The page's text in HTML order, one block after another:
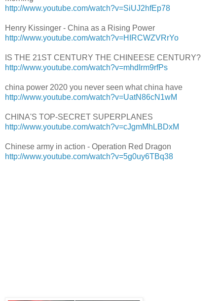
http://www.youtube.com/watch?v=SiUJ2hfEp78
Henry Kissinger - China as a Rising Power
http://www.youtube.com/watch?v=HIRCWZVRrYo
IS THE 21ST CENTURY THE CHINEESE CENTURY?
http://www.youtube.com/watch?v=mhdIrm9rfPs
china power 2020 you never seen what china have
http://www.youtube.com/watch?v=UatN86cN1wM
CHINA'S TOP-SECRET SUPERPLANES
http://www.youtube.com/watch?v=cJgmMhLBDxM
Chinese army in action - Operation Red Dragon
http://www.youtube.com/watch?v=5g0uy6TBq38